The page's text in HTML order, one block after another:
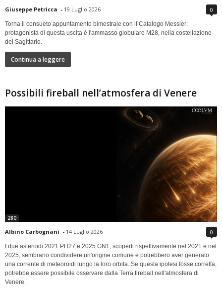
Giuseppe Petricca - 19 Luglio 2026 0
Torna il consueto appuntamento bimestrale con il Catalogo Messier:
protagonista di questa uscita è l'ammasso globulare M28, nella costellazione
del Sagittario.
Continua a leggere
Possibili fireball nell’atmosfera di Venere
280
Albino Carbognani - 14 Luglio 2026 0
I due asteroidi 2021 PH27 e 2025 GN1, scoperti rispettivamente nel 2021 e nel
2025, sembrano condividere un'origine comune e potrebbero aver generato
una corrente di meteoroidi lungo la loro orbita. Se questa ipotesi fosse corretta,
potrebbe essere possibile osservare dalla Terra fireball nell'atmosfera di
Venere.